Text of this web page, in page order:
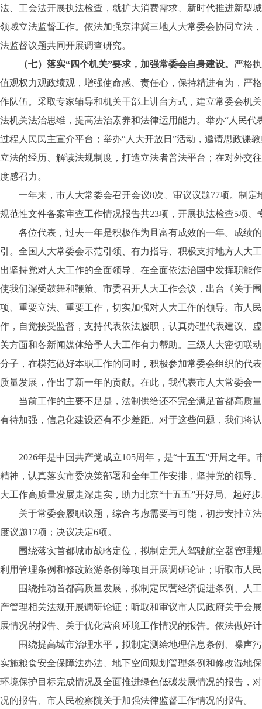
法、工会法开展执法检查，就扩大消费需求、新时代推进新型
领域立法监督工作。依法加强京津冀三地人大常委会协同立法
法监督议题共同开展调查研究。
（七）落实“四个机关”要求，加强常委会自身建设。 严格
值观权力观政绩观，增强使命感、责任心，保持精进有为，严
作队伍。采取专家辅导和机关干部上讲台方式，建立常委会机
法机关法治思维，提高法治素养和法律运用能力。举办“人民
过程人民民主宣介平台；举办“人大开放日”活动，邀请思政课
立法的经历、解读法规制度，打造立法者普法平台；在对外交
度感召力。
一年来，市人大常委会召开会议8次、审议议题77项。制定
规范性文件备案审查工作情况报告共23项，开展执法检查5项
各位代表，过去一年是积极作为且富有成效的一年。成绩的
引。全国人大常委会示范引领、有力指导、积极支持地方人大
出坚持党对人大工作的全面领导、在全面依法治国中发挥职能
使我们深受鼓舞和鞭策。市委召开人大工作会议，出台《关于
项、重要立法、重要工作，切实加强对人大工作的领导。市人
作，自觉接受监督，支持代表依法履职，认真办理代表建议、
关方面和各新闻媒体给予人大工作有力帮助。三级人大密切联
分子，在模范做好本职工作的同时，积极参加常委会组织的代
质量发展，作出了新一年的贡献。在此，我代表市人大常委会
当前工作的主要不足是，法制供给还不完全满足首都高质量
有待加强，信息化建设还有不少差距。对于这些问题，我们将
2026年是中国共产党成立105周年，是“十五五”开局之年。
精神，认真落实市委决策部署和全年工作安排，坚持党的领导
大工作高质量发展走深走实，助力北京“十五五”开好局、起好
关于常委会履职议题，综合考虑需要与可能，初步安排立法
度议题17项；决议决定6项。
围绕落实首都城市战略定位，拟制定无人驾驶航空器管理规
利用管理条例和修改旅游条例等项目开展调研论证；听取市人
围绕推动首都高质量发展，拟制定民营经济促进条例、人工
产管理相关法规开展调研论证；听取和审议市人民政府关于会
展情况的报告、关于优化营商环境工作情况的报告。依法做好
围绕提高城市治理水平，拟制定测绘地理信息条例、噪声污
实施粮食安全保障法办法、地下空间规划管理条例和修改湿地
环境保护目标完成情况及全面推进绿色低碳发展情况的报告，
况的报告、市人民检察院关于加强法律监督工作情况的报告。